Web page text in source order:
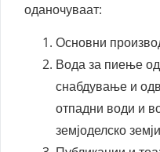
оданочуваат:
Основни
Вода за пиење
снабдување и
отпадни води и
земјоделско